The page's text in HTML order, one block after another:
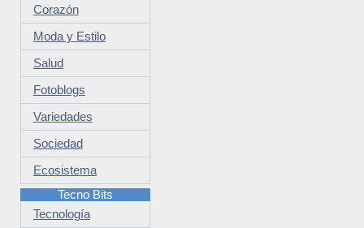
Corazón
Moda y Estilo
Salud
Fotoblogs
Variedades
Sociedad
Ecosistema
Tecno Bits
Tecnología